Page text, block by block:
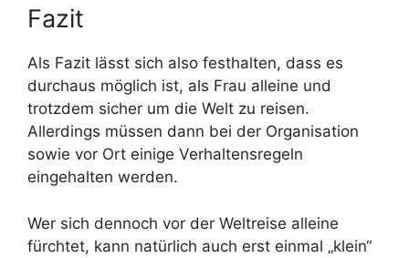
Fazit
Als Fazit lässt sich also festhalten, dass es
durchaus möglich ist, als Frau alleine und
trotzdem sicher um die Welt zu reisen.
Allerdings müssen dann bei der Organisation
sowie vor Ort einige Verhaltensregeln
eingehalten werden.
Wer sich dennoch vor der Weltreise alleine
fürchtet, kann natürlich auch erst einmal „klein“